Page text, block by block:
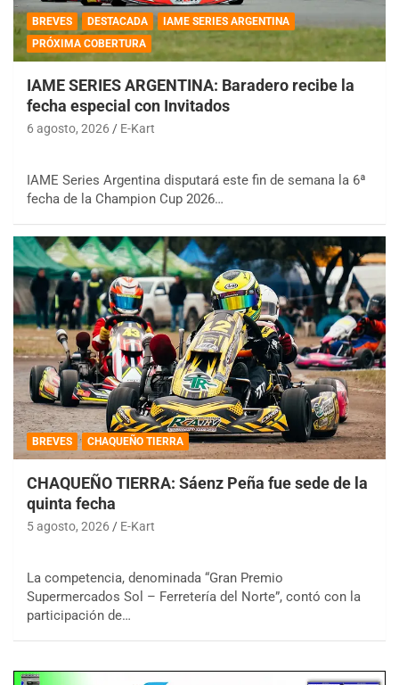
BREVES DESTACADA
IAME SERIES ARGENTINA
PRÓXIMA COBERTURA
IAME SERIES ARGENTINA: Baradero recibe la
fecha especial con Invitados
6 agosto, 2026 E-Kart
IAME Series Argentina disputará este fin de semana la 6ª
fecha de la Champion Cup 2026…
BREVES CHAQUEÑO TIERRA
CHAQUEÑO TIERRA: Sáenz Peña fue sede de la
quinta fecha
5 agosto, 2026 E-Kart
La competencia, denominada “Gran Premio
Supermercados Sol – Ferretería del Norte”, contó con la
participación de…